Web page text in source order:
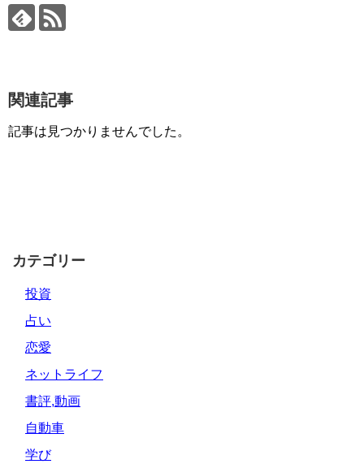
関連記事
記事は見つかりませんでした。
カテゴリー
投資
占い
恋愛
ネットライフ
書評,動画
自動車
学び